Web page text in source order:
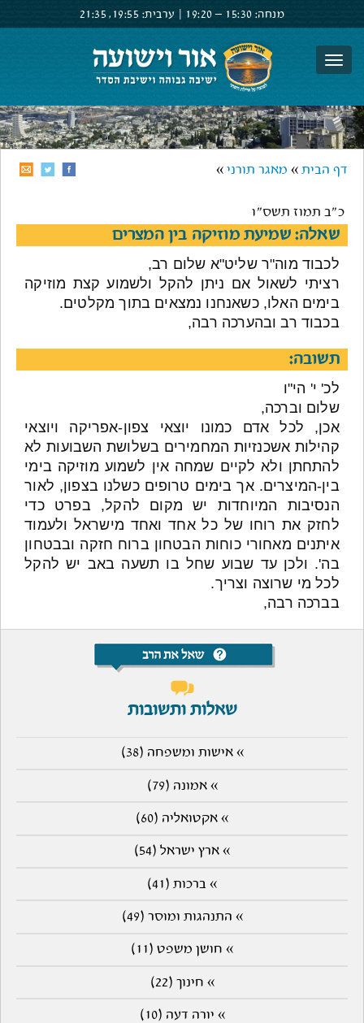
מנחה: 15:30 –
19:20 ערבית: 19:55,
21:35
דף הבית » מאגר תורני »
כ"ב תמוז תשס"ו
שאלה: שמיעת מוזיקה בין המצרים
לכבוד מוה"ר שליט"א שלום רב,
רציתי לשאול אם ניתן להקל ולשמוע קצת מוזיקה
בימים האלו, כשאנחנו נמצאים בתוך מקלטים.
בכבוד רב ובהערכה רבה,
תשובה:
לכ' י' הי"ו
שלום וברכה,
אכן, לכל אדם כמונו יוצאי צפון-אפריקה ויוצאי
קהילות אשכנזיות המחמירים בשלושת השבועות לא
להתחתן ולא לקיים שמחה אין לשמוע מוזיקה בימי
בין-המיצרים. אך בימים טרופים כשלנו בצפון, לאור
הנסיבות המיוחדות יש מקום להקל, בפרט כדי
לחזק את רוחו של כל אחד ואחד מישראל ולעמוד
איתנים מאחורי כוחות הבטחון ברוח חזקה ובבטחון
בה'. ולכן עד שבוע שחל בו תשעה באב יש להקל
לכל מי שרוצה וצריך.
בברכה רבה,
שאלות ותשובות
» אישות ומשפחה (38)
» אמונה (79)
» אקטואליה (60)
» ארץ ישראל (54)
» ברכות (41)
» התנהגות ומוסר (49)
» חושן משפט (11)
» חינוך (22)
» יורה דעה (10)